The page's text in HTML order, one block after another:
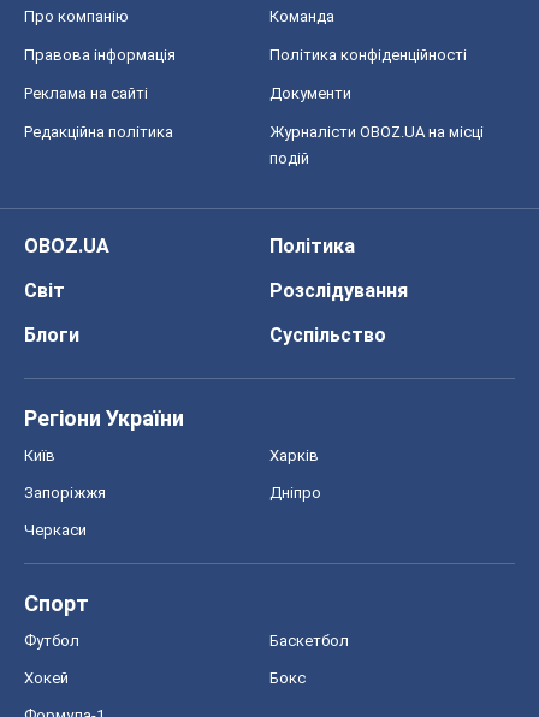
Про компанію Команда
Правова інформація Політика конфіденційності
Реклама на сайті Документи
Редакційна політика
Журналісти OBOZ.UA на місці
подій
OBOZ.UA
Політика
Світ
Розслідування
Блоги
Суспільство
Регіони України
Київ Харків
Запоріжжя Дніпро
Черкаси
Спорт
Футбол Баскетбол
Хокей Бокс